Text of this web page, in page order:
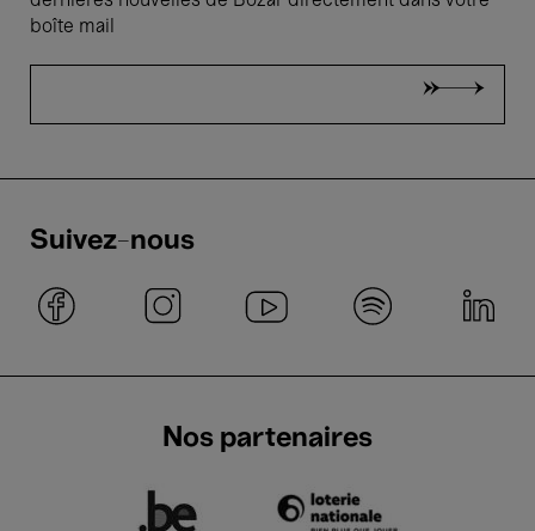
boîte mail
Suivez-nous
Nos partenaires